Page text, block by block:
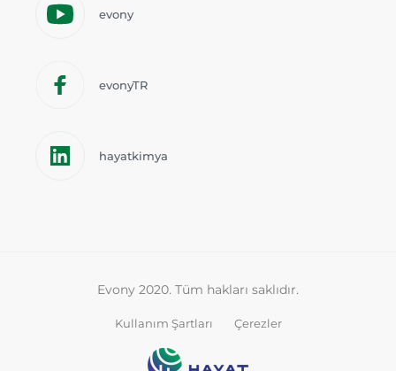
evony
evonyTR
hayatkimya
Evony 2020. Tüm hakları saklıdır.
Kullanım Şartları Çerezler